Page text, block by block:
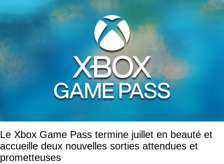
Le Xbox Game Pass termine juillet en beauté et
accueille deux nouvelles sorties attendues et
prometteuses